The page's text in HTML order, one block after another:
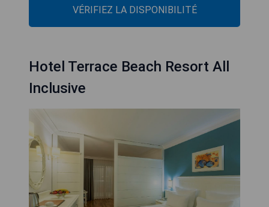
VÉRIFIEZ LA DISPONIBILITÉ
Hotel Terrace Beach Resort All
Inclusive